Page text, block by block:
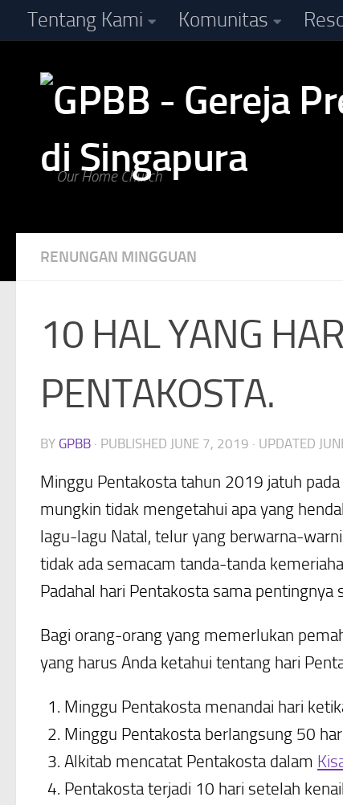
Skip to content
Tentang Kami Komunitas
Our Home Church
RENUNGAN MINGGUAN
10 HAL YANG
PENTAKOSTA.
BY GPBB · PUBLISHED JUNE 7, 2019 · UPDATED
Minggu Pentakosta tahun 2019 jatuh
mungkin tidak mengetahui apa yang
lagu-lagu Natal, telur yang berwarna-
tidak ada semacam tanda-tanda
Padahal hari Pentakosta sama pentingnya
Bagi orang-orang yang memerlukan
yang harus Anda ketahui tentang hari
Minggu Pentakosta menandai hari
Minggu Pentakosta berlangsung 50
Alkitab mencatat Pentakosta dalam
Pentakosta terjadi 10 hari setelah